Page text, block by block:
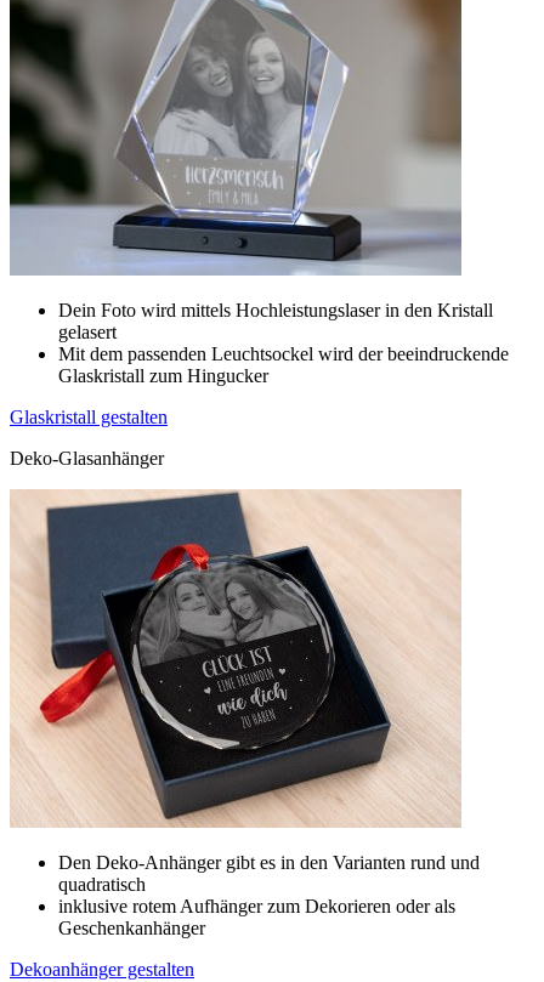
Dein Foto wird mittels Hochleistungslaser in den Kristall
gelasert
Mit dem passenden Leuchtsockel wird der beeindruckende
Glaskristall zum Hingucker
Glaskristall gestalten
Deko-Glasanhänger
Den Deko-Anhänger gibt es in den Varianten rund und
quadratisch
inklusive rotem Aufhänger zum Dekorieren oder als
Geschenkanhänger
Dekoanhänger gestalten